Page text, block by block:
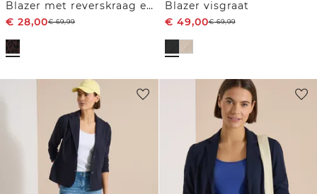
Blazer met reverskraag en leopatroon
€ 28,00€69,99
Blazer visgraat
€ 49,00€69,99